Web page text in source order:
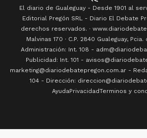
El diario de Gualeguay - Desde 1901 al
Editorial Pregón SRL - Diario El Debate
derechos reservados. · www.
Malvinas 170 · C.P. 2840 Gualeguay, Pcia.
Administración: Int. 108 -
Publicidad: Int. 101 -
marketing@diariodebatepregon.com.ar -
104 - Dirección:
AyudaPrivacidadTerminos y